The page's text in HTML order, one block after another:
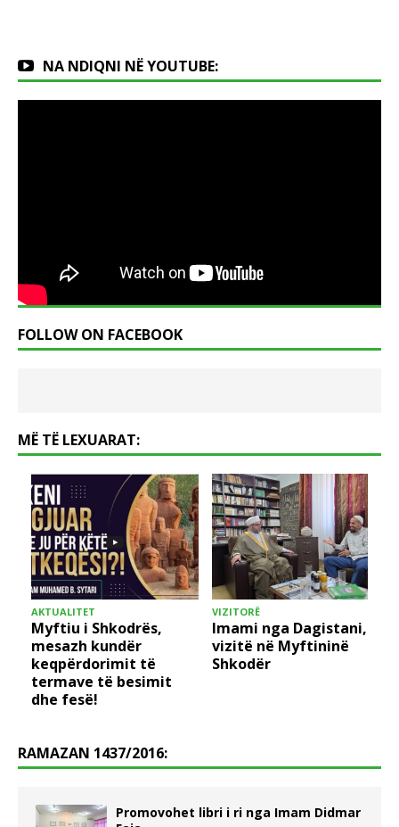
NA NDIQNI NË YOUTUBE:
FOLLOW ON FACEBOOK
MË TË LEXUARAT:
AKTUALITET
Myftiu i Shkodrës,
mesazh kundër
keqpërdorimit të
termave të besimit
dhe fesë!
VIZITORË
Imami nga Dagistani,
vizitë në Myftininë
Shkodër
RAMAZAN 1437/2016:
Promovohet libri i ri nga Imam Didmar